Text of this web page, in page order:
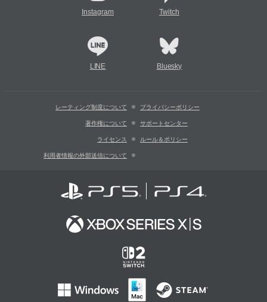
Instagram Twitch
LINE Bluesky
レーティング制度について プライバシーポリシー
著作権について サポートセンター
ライセンス ルール＆ポリシー
利用者情報の外部送信について